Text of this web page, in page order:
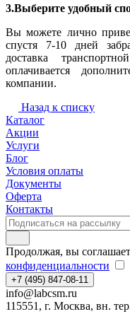
3.Выберите удобный
Вы можете лично
спустя 7-10 дней
доставка
оплачивается
компании.
Назад к списку
Каталог
Акции
Услуги
Блог
Условия оплаты
Документы
Оферта
Контакты
Продолжая, вы
конфиденциальности
+7 (495) 847-08-11
info@labcsm.ru
115551, г. Москва, вн.